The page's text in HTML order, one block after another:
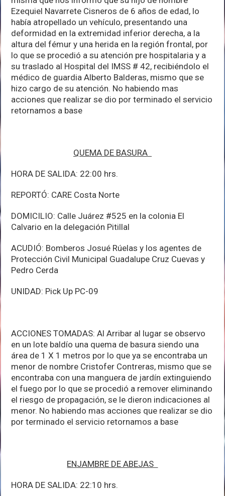
Ezequiel Navarrete Cisneros de 6 años de edad, lo
había atropellado un vehículo, presentando una
deformidad en la extremidad inferior derecha, a la
altura del fémur y una herida en la región frontal, por
lo que se procedió a su atención pre hospitalaria y a
su traslado al Hospital del IMSS # 42, recibiéndolo el
médico de guardia Alberto Balderas, mismo que se
hizo cargo de su atención. No habiendo mas
acciones que realizar se dio por terminado el servicio
retornamos a base
QUEMA DE BASURA
HORA DE SALIDA: 22:00 hrs.
REPORTÓ: CARE Costa Norte
DOMICILIO: Calle Juárez #525 en la colonia El
Calvario en la delegación Pitillal
ACUDIÓ: Bomberos Josué Rúelas y los agentes de
Protección Civil Municipal Guadalupe Cruz Cuevas y
Pedro Cerda
UNIDAD: Pick Up PC-09
ACCIONES TOMADAS: Al Arribar al lugar se observo
en un lote baldío una quema de basura siendo una
área de 1 X 1 metros por lo que ya se encontraba un
menor de nombre Cristofer Contreras, mismo que se
encontraba con una manguera de jardín extinguiendo
el fuego por lo que se procedió a remover eliminando
el riesgo de propagación, se le dieron indicaciones al
menor. No habiendo mas acciones que realizar se dio
por terminado el servicio retornamos a base
ENJAMBRE DE ABEJAS
HORA DE SALIDA: 22:10 hrs.